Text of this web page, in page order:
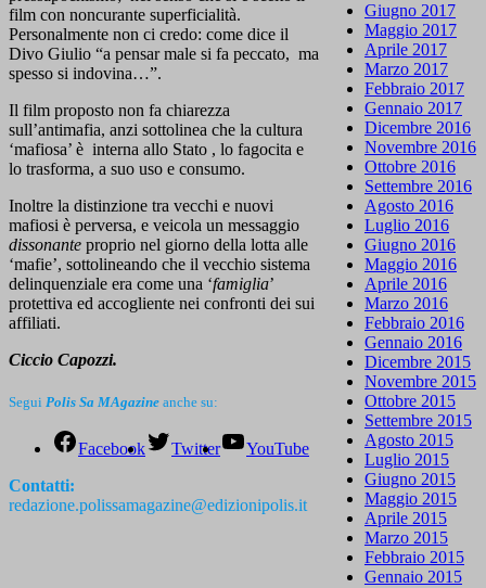
film con noncurante superficialità.
Personalmente non ci credo: come dice il
Divo Giulio “a pensar male si fa peccato, ma
spesso si indovina…”.
Il film proposto non fa chiarezza
sull’antimafia, anzi sottolinea che la cultura
‘mafiosa’ è interna allo Stato , lo fagocita e
lo trasforma, a suo uso e consumo.
Inoltre la distinzione tra vecchi e nuovi
mafiosi è perversa, e veicola un messaggio
dissonante proprio nel giorno della lotta alle
‘mafie’, sottolineando che il vecchio sistema
delinquenziale era come una ‘famiglia’
protettiva ed accogliente nei confronti dei sui
affiliati.
Ciccio Capozzi.
Segui Polis Sa MAgazine anche su:
Facebook Twitter
YouTube
Contatti:
redazione.polissamagazine@edizionipolis.it
Giugno 2017
Maggio 2017
Aprile 2017
Marzo 2017
Febbraio 2017
Gennaio 2017
Dicembre 2016
Novembre 2016
Ottobre 2016
Settembre 2016
Agosto 2016
Luglio 2016
Giugno 2016
Maggio 2016
Aprile 2016
Marzo 2016
Febbraio 2016
Gennaio 2016
Dicembre 2015
Novembre 2015
Ottobre 2015
Settembre 2015
Agosto 2015
Luglio 2015
Giugno 2015
Maggio 2015
Aprile 2015
Marzo 2015
Febbraio 2015
Gennaio 2015